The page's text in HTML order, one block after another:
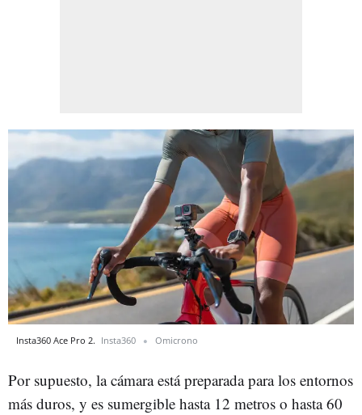
Insta360 Ace Pro 2. Insta360 Omicrono
Por supuesto, la cámara está preparada para los entornos
más duros, y es sumergible hasta 12 metros o hasta 60